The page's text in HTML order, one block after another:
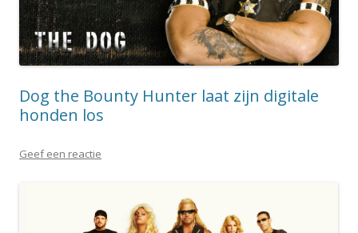
Dog the Bounty Hunter laat zijn digitale
honden los
Geef een reactie